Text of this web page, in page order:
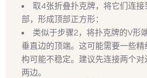
取4张折叠扑克牌，将它们连
部，形成顶部正方形：
类似于步骤2，将扑克牌的V形
垂直边的顶端。这可能需要一些
构可能不稳定。建议先连接两个
两边。